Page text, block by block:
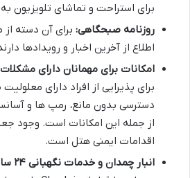
برای استراحت و تماشای تلویزیون
روزنامه صبحگاهی: برای آن دسته از
اطلاع از آخرین اخبار و رویدادها
امکانات برای مهمانان دارای
برای پذیرایی از افراد دارای
دسترسی بدون مانع، رمپ ها و
از جمله این امکانات است. وجود
اقدامات ایمنی هتل است.
انبار چمدان و خدمات نگهبانی ۲۴ ساعته: